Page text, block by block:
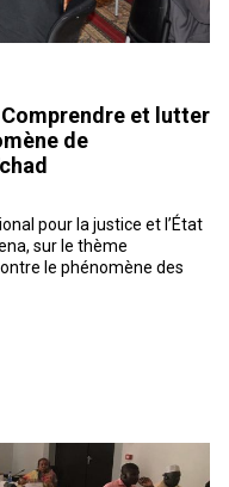
Comprendre et lutter
de
pour la justice et l’État
sur le thème
le phénomène des